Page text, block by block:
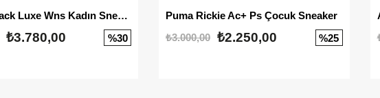
Mayze Stack Luxe Wns Kadın Sneaker
₺3.780,00 %30
Puma Rickie Ac+ Ps Çocuk Sneaker
₺3.000,00 ₺2.250,00 %25